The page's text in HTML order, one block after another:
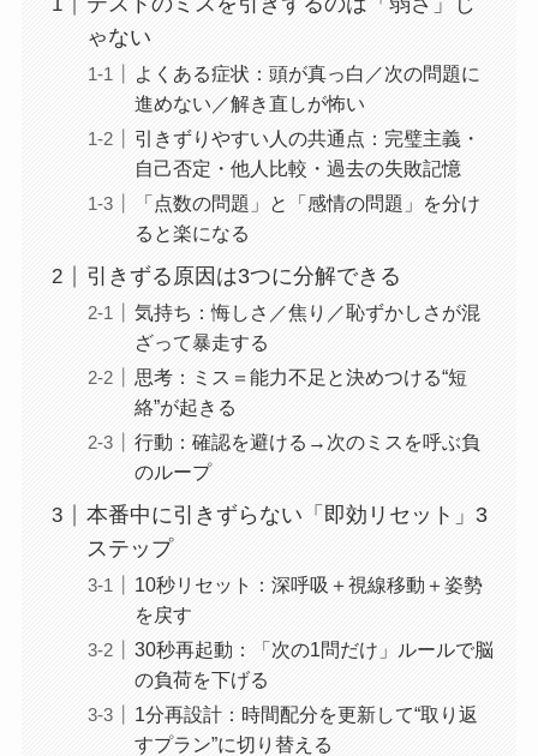
ゃない
よくある症状：頭が真っ白／次の問題に
進めない／解き直しが怖い
引きずりやすい人の共通点：完璧主義・
自己否定・他人比較・過去の失敗記憶
「点数の問題」と「感情の問題」を分け
ると楽になる
引きずる原因は3つに分解できる
気持ち：悔しさ／焦り／恥ずかしさが混
ざって暴走する
思考：ミス＝能力不足と決めつける“短
絡”が起きる
行動：確認を避ける→次のミスを呼ぶ負
のループ
本番中に引きずらない「即効リセット」3
ステップ
10秒リセット：深呼吸＋視線移動＋姿勢
を戻す
30秒再起動：「次の1問だけ」ルールで脳
の負荷を下げる
1分再設計：時間配分を更新して“取り返
すプラン”に切り替える